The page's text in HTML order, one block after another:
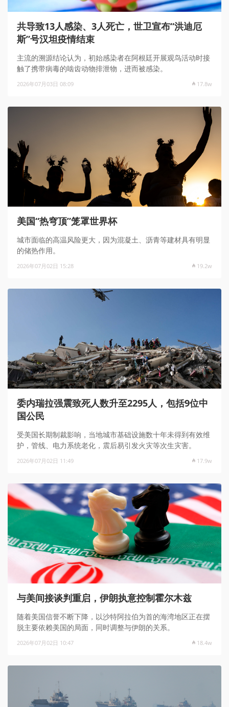
共导致13人感染、3人死亡，世卫宣布“洪迪厄
斯”号汉坦疫情结束
主流的溯源结论认为，初始感染者在阿根廷开展观鸟活动时接
触了携带病毒的啮齿动物排泄物，进而被感染。
2026年07月03日 08:09 17.8w
美国“热穹顶”笼罩世界杯
城市面临的高温风险更大，因为混凝土、沥青等建材具有明显
的储热作用。
2026年07月02日 15:28 19.2w
委内瑞拉强震致死人数升至2295人，包括9位中
国公民
受美国长期制裁影响，当地城市基础设施数十年未得到有效维
护，管线、电力系统老化，震后易引发火灾等次生灾害。
2026年07月02日 11:49 17.9w
与美间接谈判重启，伊朗执意控制霍尔木兹
随着美国信誉不断下降，以沙特阿拉伯为首的海湾地区正在摆
脱主要依赖美国的局面，同时调整与伊朗的关系。
2026年07月02日 10:47 18.4w